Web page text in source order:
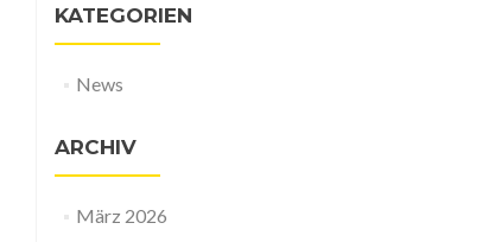
KATEGORIEN
News
ARCHIV
März 2026